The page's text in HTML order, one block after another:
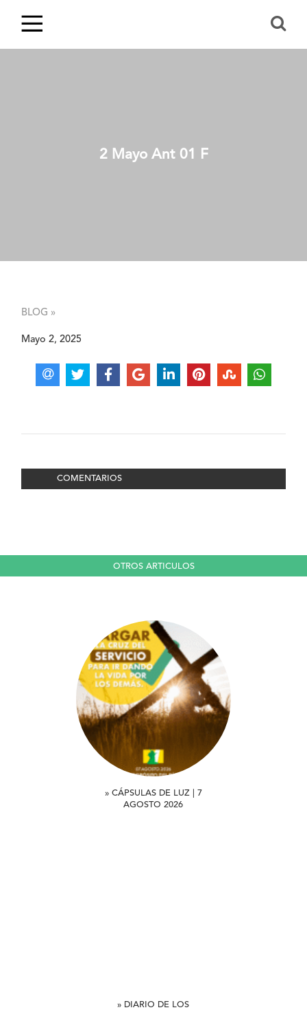
2 Mayo Ant 01 F
BLOG »
Mayo 2, 2025
COMENTARIOS
OTROS ARTICULOS
» CÁPSULAS DE LUZ | 7
AGOSTO 2026
» DIARIO DE LOS